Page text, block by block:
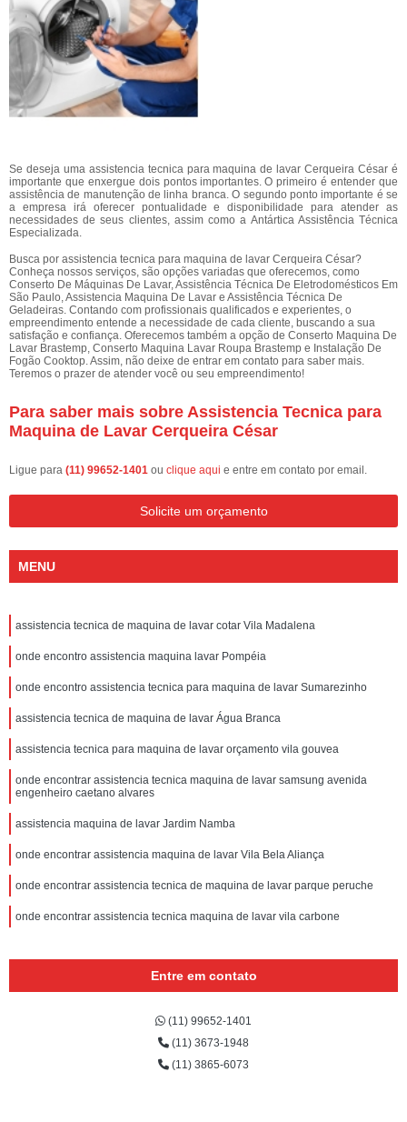
Se deseja uma assistencia tecnica para maquina de lavar Cerqueira César é
importante que enxergue dois pontos importantes. O primeiro é entender que
assistência de manutenção de linha branca. O segundo ponto importante é se
a empresa irá oferecer pontualidade e disponibilidade para atender as
necessidades de seus clientes, assim como a Antártica Assistência Técnica
Especializada.
Busca por assistencia tecnica para maquina de lavar Cerqueira César?
Conheça nossos serviços, são opções variadas que oferecemos, como
Conserto De Máquinas De Lavar, Assistência Técnica De Eletrodomésticos Em
São Paulo, Assistencia Maquina De Lavar e Assistência Técnica De
Geladeiras. Contando com profissionais qualificados e experientes, o
empreendimento entende a necessidade de cada cliente, buscando a sua
satisfação e confiança. Oferecemos também a opção de Conserto Maquina De
Lavar Brastemp, Conserto Maquina Lavar Roupa Brastemp e Instalação De
Fogão Cooktop. Assim, não deixe de entrar em contato para saber mais.
Teremos o prazer de atender você ou seu empreendimento!
Para saber mais sobre Assistencia Tecnica para
Maquina de Lavar Cerqueira César
Ligue para (11) 99652-1401 ou clique aqui e entre em contato por email.
Solicite um orçamento
MENU
assistencia tecnica de maquina de lavar cotar Vila Madalena
onde encontro assistencia maquina lavar Pompéia
onde encontro assistencia tecnica para maquina de lavar Sumarezinho
assistencia tecnica de maquina de lavar Água Branca
assistencia tecnica para maquina de lavar orçamento vila gouvea
onde encontrar assistencia tecnica maquina de lavar samsung avenida
engenheiro caetano alvares
assistencia maquina de lavar Jardim Namba
onde encontrar assistencia maquina de lavar Vila Bela Aliança
onde encontrar assistencia tecnica de maquina de lavar parque peruche
onde encontrar assistencia tecnica maquina de lavar vila carbone
Entre em contato
(11) 99652-1401
(11) 3673-1948
(11) 3865-6073